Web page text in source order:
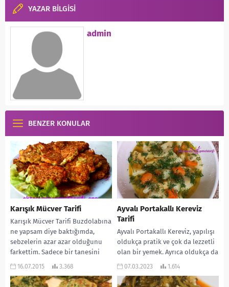
YAZAR BİLGİSİ
admin
BENZER KONULAR
Karışık Mücver Tarifi
Karışık Mücver Tarifi Buzdolabına
ne yapsam diye baktığımda,
sebzelerin azar azar olduğunu
farkettim. Sadece bir tanesini
kullanarak yapabileceğim yemek
16.07.2015 3.368
Ayvalı Portakallı Kereviz
Tarifi
Ayvalı Portakallı Kereviz, yapılışı
oldukça pratik ve çok da lezzetli
olan bir yemek. Ayrıca oldukça da
hafif oluyor. Aynı zamanda...
07.03.2023 1.614